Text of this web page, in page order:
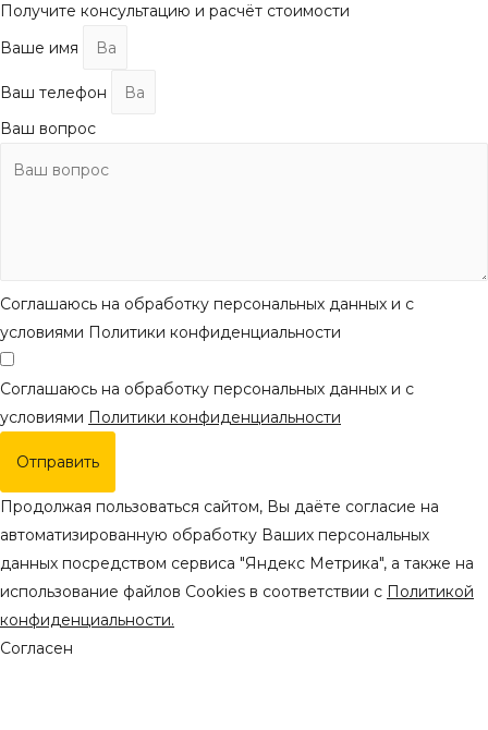
Получите консультацию и расчёт стоимости
Ваше имя
Ваш телефон
Ваш вопрос
Соглашаюсь на обработку персональных данных и с
условиями Политики конфиденциальности
Соглашаюсь на обработку персональных данных и с
условиями Политики конфиденциальности
Отправить
Продолжая пользоваться сайтом, Вы даёте согласие на
автоматизированную обработку Ваших персональных
данных посредством сервиса "Яндекс Метрика", а также на
использование файлов Cookies в соответствии с Политикой
конфиденциальности.
Согласен